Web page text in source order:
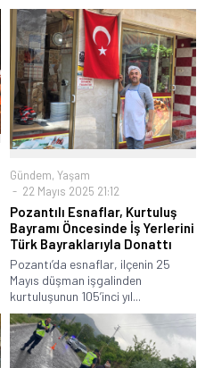
Gündem, Yaşam
22 Mayıs 2025 21:12
Pozantılı Esnaflar, Kurtuluş
Bayramı Öncesinde İş Yerlerini
Türk Bayraklarıyla Donattı
Pozantı’da esnaflar, ilçenin 25
Mayıs düşman işgalinden
kurtuluşunun 105’inci yıl...